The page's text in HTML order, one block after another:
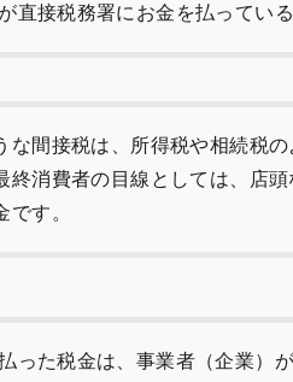
直接税務署にお金を払ってい
な間接税は、所得税や相続税
終消費者の目線としては、店頭
す。
った税金は、事業者（企業）